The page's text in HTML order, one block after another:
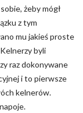
żeby mógł
z tym
mu jakieś proste
byli
raz dokonywane
i to pierwsze
kelnerów.